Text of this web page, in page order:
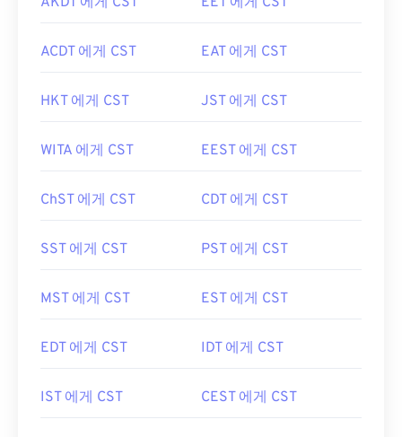
ACDT 에게 CST EAT 에게 CST
HKT 에게 CST JST 에게 CST
WITA 에게 CST EEST 에게 CST
ChST 에게 CST CDT 에게 CST
SST 에게 CST PST 에게 CST
MST 에게 CST EST 에게 CST
EDT 에게 CST IDT 에게 CST
IST 에게 CST CEST 에게 CST